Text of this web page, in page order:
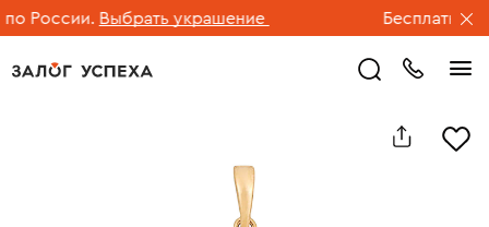
России. Выбрать украшение Бесплатная